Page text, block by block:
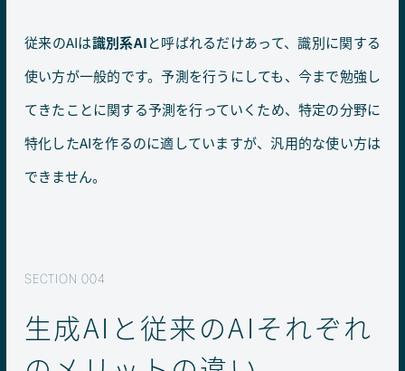
従来のAIは識別系AIと呼ばれるだけあって、識別に関する
使い方が一般的です。予測を行うにしても、今まで勉強し
てきたことに関する予測を行っていくため、特定の分野に
特化したAIを作るのに適していますが、汎用的な使い方は
できません。
生成AIと従来のAIそれぞれ